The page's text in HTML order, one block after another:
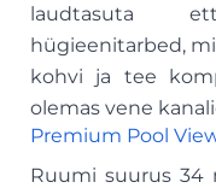
laudtasuta
hügieenitarbed,
kohvi ja tee
olemas vene
Premium Pool
Ruumi suurus 34